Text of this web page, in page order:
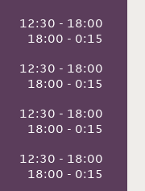
12:30 - 18:00
18:00 - 0:15
12:30 - 18:00
18:00 - 0:15
12:30 - 18:00
18:00 - 0:15
12:30 - 18:00
18:00 - 0:15